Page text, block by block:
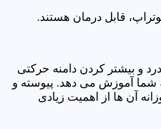
قابل درمان هستند.
و بیشتر کردن دامنه حرکتی
شما آموزش می دهد. پیوسته و
آن ها از اهمیت زیادی